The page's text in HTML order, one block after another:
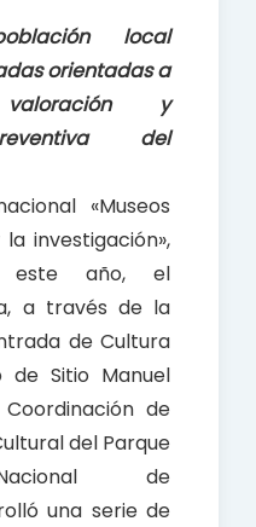
b
o
k
p
local
orientadas a
y
del
«Museos
investigación»,
este año, el
a través de la
de Cultura
de Sitio Manuel
de
del Parque
de
una serie de